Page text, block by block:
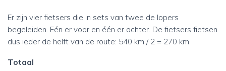
Er zijn vier fietsers die in sets van twee de lopers
begeleiden. Eén er voor en één er achter. De fietsers fietsen
dus ieder de helft van de route: 540 km / 2 = 270 km.
Totaal